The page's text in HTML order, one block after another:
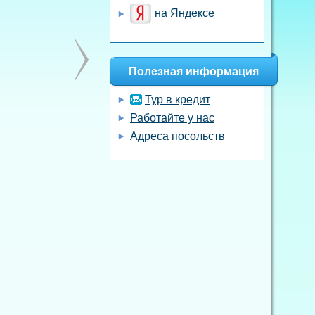
на Яндексе
Полезная информация
Тур в кредит
Работайте у нас
Адреса посольств